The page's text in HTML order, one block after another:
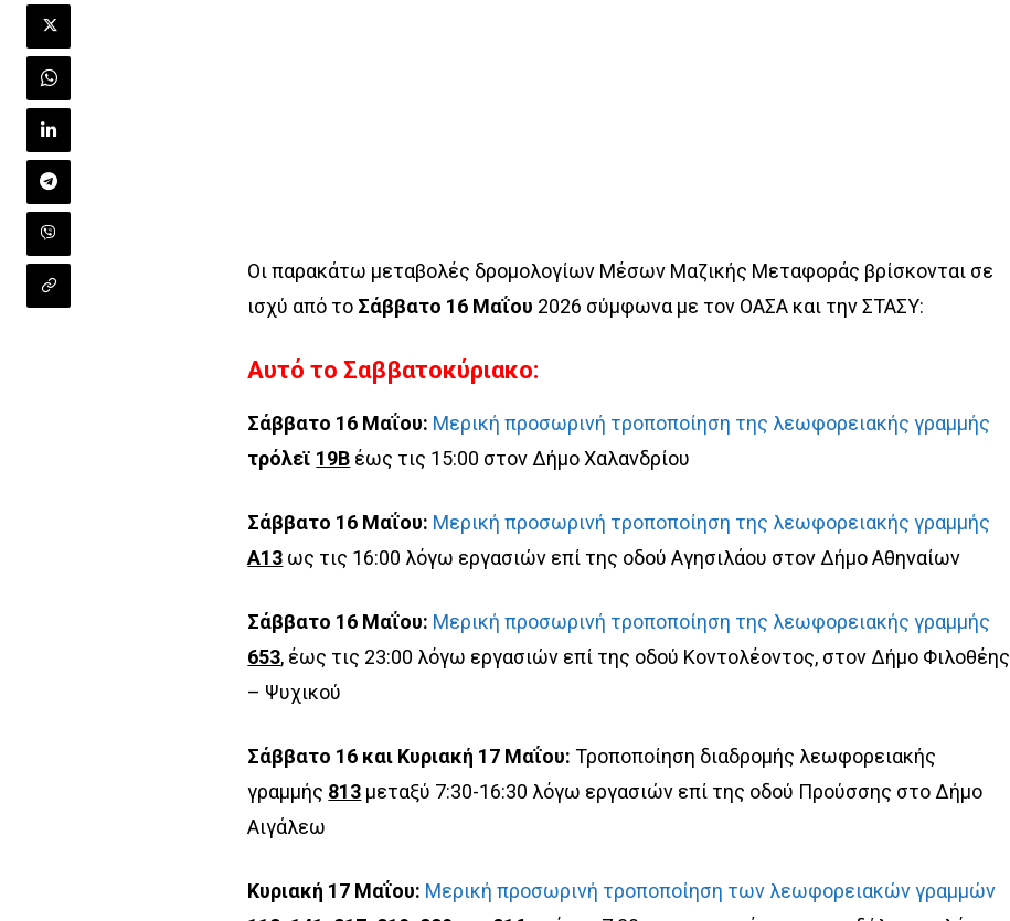
Οι παρακάτω μεταβολές δρομολογίων Μέσων Μαζικής Μεταφοράς βρίσκονται σε
ισχύ από το Σάββατο 16 Μαΐου 2026 σύμφωνα με τον ΟΑΣΑ και την ΣΤΑΣΥ:
Αυτό το Σαββατοκύριακο:
Σάββατο 16 Μαΐου: Μερική προσωρινή τροποποίηση της λεωφορειακής γραμμής
τρόλεϊ 19Β έως τις 15:00 στον Δήμο Χαλανδρίου
Σάββατο 16 Μαΐου: Μερική προσωρινή τροποποίηση της λεωφορειακής γραμμής
Α13 ως τις 16:00 λόγω εργασιών επί της οδού Αγησιλάου στον Δήμο Αθηναίων
Σάββατο 16 Μαΐου: Μερική προσωρινή τροποποίηση της λεωφορειακής γραμμής
653, έως τις 23:00 λόγω εργασιών επί της οδού Κοντολέοντος, στον Δήμο Φιλοθέης
– Ψυχικού
Σάββατο 16 και Κυριακή 17 Μαΐου: Τροποποίηση διαδρομής λεωφορειακής
γραμμής 813 μεταξύ 7:30-16:30 λόγω εργασιών επί της οδού Προύσσης στο Δήμο
Αιγάλεω
Κυριακή 17 Μαΐου: Μερική προσωρινή τροποποίηση των λεωφορειακών γραμμών